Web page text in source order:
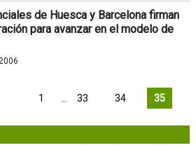
de Huesca y Barcelona firman
para avanzar en el modelo de
1 33 34 35